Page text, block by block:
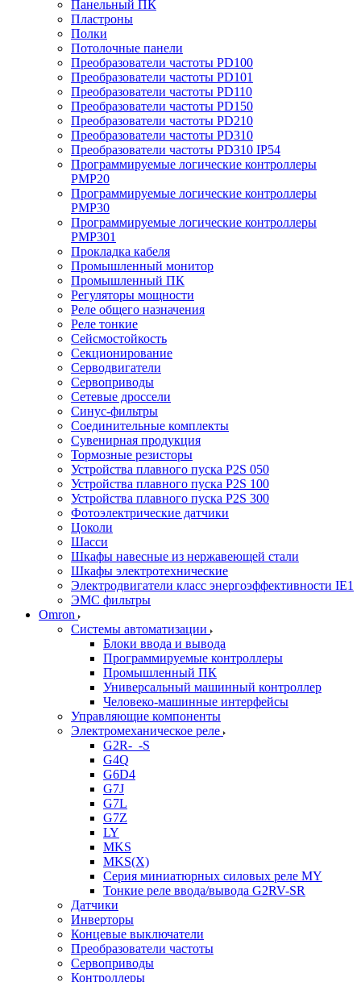
Панельный ПК
Пластроны
Полки
Потолочные панели
Преобразователи частоты PD100
Преобразователи частоты PD101
Преобразователи частоты PD110
Преобразователи частоты PD150
Преобразователи частоты PD210
Преобразователи частоты PD310
Преобразователи частоты PD310 IP54
Программируемые логические контроллеры
PMP20
Программируемые логические контроллеры
PMP30
Программируемые логические контроллеры
PMP301
Прокладка кабеля
Промышленный монитор
Промышленный ПК
Регуляторы мощности
Реле общего назначения
Реле тонкие
Сейсмостойкость
Секционирование
Серводвигатели
Сервоприводы
Сетевые дроссели
Синус-фильтры
Соединительные комплекты
Сувенирная продукция
Тормозные резисторы
Устройства плавного пуска P2S 050
Устройства плавного пуска P2S 100
Устройства плавного пуска P2S 300
Фотоэлектрические датчики
Цоколи
Шасси
Шкафы навесные из нержавеющей стали
Шкафы электротехнические
Электродвигатели класс энергоэффективности IE1
ЭМС фильтры
Omron
Системы автоматизации
Блоки ввода и вывода
Программируемые контроллеры
Промышленный ПК
Универсальный машинный контроллер
Человеко-машинные интерфейсы
Управляющие компоненты
Электромеханическое реле
G2R-_-S
G4Q
G6D4
G7J
G7L
G7Z
LY
MKS
MKS(X)
Серия миниатюрных силовых реле MY
Тонкие реле ввода/вывода G2RV-SR
Датчики
Инверторы
Концевые выключатели
Преобразователи частоты
Сервоприводы
Контроллеры